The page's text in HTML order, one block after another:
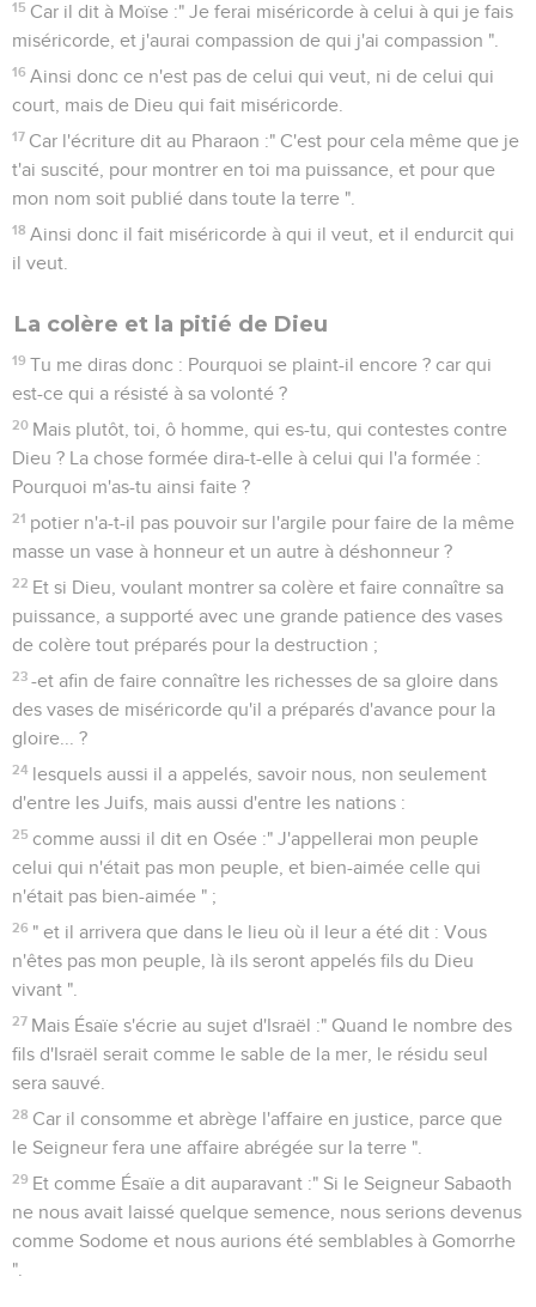
15 Car il dit à Moïse :" Je ferai miséricorde à celui à qui je fais
miséricorde, et j'aurai compassion de qui j'ai compassion ".
16 Ainsi donc ce n'est pas de celui qui veut, ni de celui qui
court, mais de Dieu qui fait miséricorde.
17 Car l'écriture dit au Pharaon :" C'est pour cela même que je
t'ai suscité, pour montrer en toi ma puissance, et pour que
mon nom soit publié dans toute la terre ".
18 Ainsi donc il fait miséricorde à qui il veut, et il endurcit qui
il veut.
La colère et la pitié de Dieu
19 Tu me diras donc : Pourquoi se plaint-il encore ? car qui
est-ce qui a résisté à sa volonté ?
20 Mais plutôt, toi, ô homme, qui es-tu, qui contestes contre
Dieu ? La chose formée dira-t-elle à celui qui l'a formée :
Pourquoi m'as-tu ainsi faite ?
21 potier n'a-t-il pas pouvoir sur l'argile pour faire de la même
masse un vase à honneur et un autre à déshonneur ?
22 Et si Dieu, voulant montrer sa colère et faire connaître sa
puissance, a supporté avec une grande patience des vases
de colère tout préparés pour la destruction ;
23 -et afin de faire connaître les richesses de sa gloire dans
des vases de miséricorde qu'il a préparés d'avance pour la
gloire... ?
24 lesquels aussi il a appelés, savoir nous, non seulement
d'entre les Juifs, mais aussi d'entre les nations :
25 comme aussi il dit en Osée :" J'appellerai mon peuple
celui qui n'était pas mon peuple, et bien-aimée celle qui
n'était pas bien-aimée " ;
26 " et il arrivera que dans le lieu où il leur a été dit : Vous
n'êtes pas mon peuple, là ils seront appelés fils du Dieu
vivant ".
27 Mais Ésaïe s'écrie au sujet d'Israël :" Quand le nombre des
fils d'Israël serait comme le sable de la mer, le résidu seul
sera sauvé.
28 Car il consomme et abrège l'affaire en justice, parce que
le Seigneur fera une affaire abrégée sur la terre ".
29 Et comme Ésaïe a dit auparavant :" Si le Seigneur Sabaoth
ne nous avait laissé quelque semence, nous serions devenus
comme Sodome et nous aurions été semblables à Gomorrhe
".